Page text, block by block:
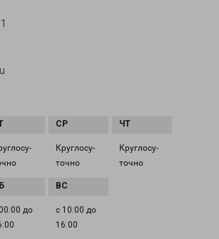
Круглосу­
точно
Круглосу­
точно
до
с 10:00 до
16:00